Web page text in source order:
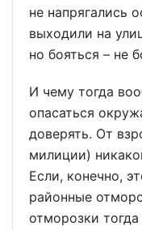
не напрягались
выходили на
но бояться – не
И чему тогда
опасаться
доверять. От
милиции)
Если, конечно,
районные
отморозки